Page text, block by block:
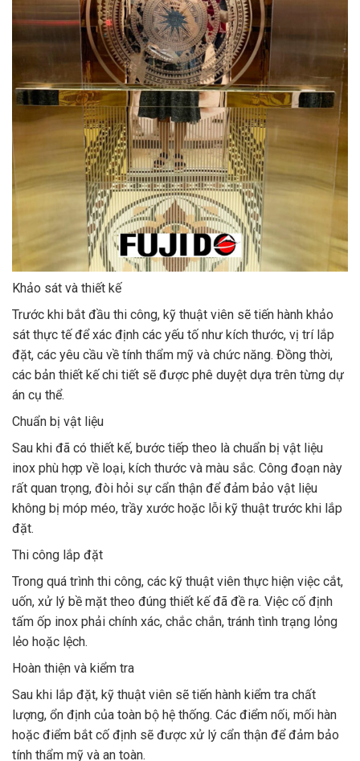
Khảo sát và thiết kế
Trước khi bắt đầu thi công, kỹ thuật viên sẽ tiến hành khảo
sát thực tế để xác định các yếu tố như kích thước, vị trí lắp
đặt, các yêu cầu về tính thẩm mỹ và chức năng. Đồng thời,
các bản thiết kế chi tiết sẽ được phê duyệt dựa trên từng dự
án cụ thể.
Chuẩn bị vật liệu
Sau khi đã có thiết kế, bước tiếp theo là chuẩn bị vật liệu
inox phù hợp về loại, kích thước và màu sắc. Công đoạn này
rất quan trọng, đòi hỏi sự cẩn thận để đảm bảo vật liệu
không bị móp méo, trầy xước hoặc lỗi kỹ thuật trước khi lắp
đặt.
Thi công lắp đặt
Trong quá trình thi công, các kỹ thuật viên thực hiện việc cắt,
uốn, xử lý bề mặt theo đúng thiết kế đã đề ra. Việc cố định
tấm ốp inox phải chính xác, chắc chắn, tránh tình trạng lỏng
lẻo hoặc lệch.
Hoàn thiện và kiểm tra
Sau khi lắp đặt, kỹ thuật viên sẽ tiến hành kiểm tra chất
lượng, ổn định của toàn bộ hệ thống. Các điểm nối, mối hàn
hoặc điểm bắt cố định sẽ được xử lý cẩn thận để đảm bảo
tính thẩm mỹ và an toàn.